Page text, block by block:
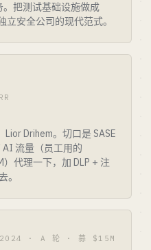
。把测试基础设施做成
立安全公司的现代范式。
Drihem。切口是 SASE
流量（员工用的
代理一下，加 DLP + 注
。
2024 · A 轮 · 募 $15M